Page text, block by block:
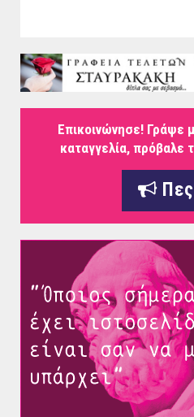
Επικοινώνησε! Γράψε
καταγγελία, πρόβαλε